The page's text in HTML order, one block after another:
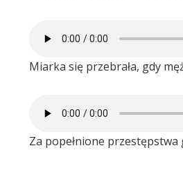
Miarka się przebrała, gdy
Za popełnione